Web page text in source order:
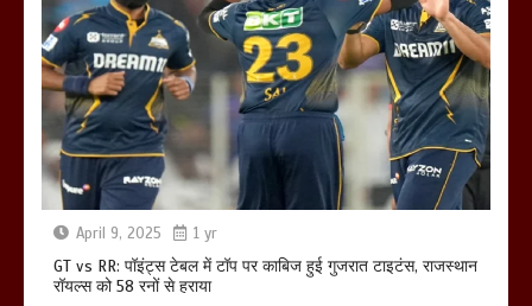
April 9, 2025 1 yr
GT vs RR: पॉइंट्स टेबल में टॉप पर काबिज हुई गुजरात टाइटंस, राजस्थान
रॉयल्स को 58 रनों से हराया